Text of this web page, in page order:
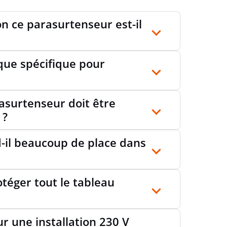
D'ESSAI TYPE 2
PV MAXI
DE PROTECTION L-N
SUR L'APPAREIL
DU CONDUCTEUR MAXI FLEXIBLE (FIL
ce parasurtenseur est-il
spécifique pour
doit être
beaucoup de place dans
tout le tableau
une installation 230 V